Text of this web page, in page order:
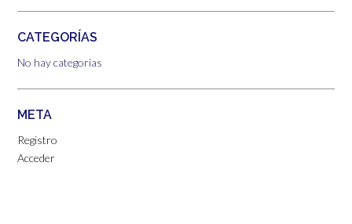
CATEGORÍAS
No hay categorías
META
Registro
Acceder